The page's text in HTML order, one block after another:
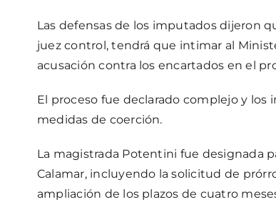
Las defensas de los imputados dijeron
juez control, tendrá que intimar al
acusación contra los encartados en el
El proceso fue declarado complejo y
medidas de coerción.
La magistrada Potentini fue designada
Calamar, incluyendo la solicitud de
ampliación de los plazos de cuatro